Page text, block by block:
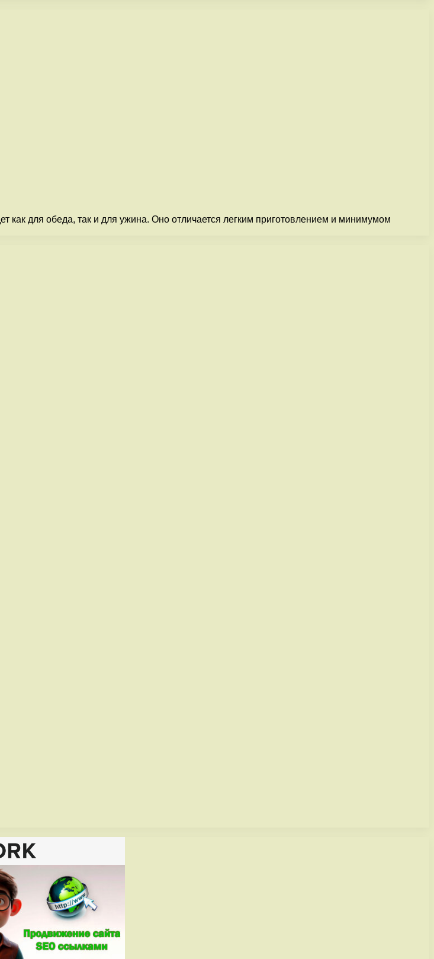
как для обеда, так и для ужина. Оно отличается легким приготовлением и минимумом